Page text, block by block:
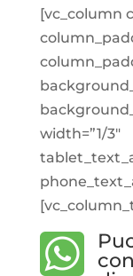
[vc_column
width=”1/3″